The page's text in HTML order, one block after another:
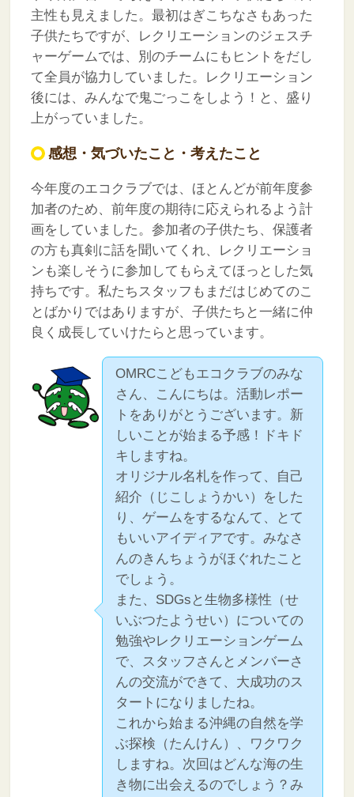
主性も見えました。最初はぎこちなさもあった
子供たちですが、レクリエーションのジェスチ
ャーゲームでは、別のチームにもヒントをだし
て全員が協力していました。レクリエーション
後には、みんなで鬼ごっこをしよう！と、盛り
上がっていました。
感想・気づいたこと・考えたこと
今年度のエコクラブでは、ほとんどが前年度参
加者のため、前年度の期待に応えられるよう計
画をしていました。参加者の子供たち、保護者
の方も真剣に話を聞いてくれ、レクリエーショ
ンも楽しそうに参加してもらえてほっとした気
持ちです。私たちスタッフもまだはじめてのこ
とばかりではありますが、子供たちと一緒に仲
良く成長していけたらと思っています。
OMRCこどもエコクラブのみな
さん、こんにちは。活動レポー
トをありがとうございます。新
しいことが始まる予感！ドキド
キしますね。
オリジナル名札を作って、自己
紹介（じこしょうかい）をした
り、ゲームをするなんて、とて
もいいアイディアです。みなさ
んのきんちょうがほぐれたこと
でしょう。
また、SDGsと生物多様性（せ
いぶつたようせい）についての
勉強やレクリエーションゲーム
で、スタッフさんとメンバーさ
んの交流ができて、大成功のス
タートになりましたね。
これから始まる沖縄の自然を学
ぶ探検（たんけん）、ワクワク
しますね。次回はどんな海の生
き物に出会えるのでしょう？み